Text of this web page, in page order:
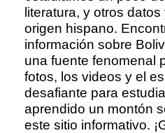
literatura, y otros
origen hispano.
información sobre
una fuente fenomenal
fotos, los videos y el
desafiante para
aprendido un montón
este sitio informativo.